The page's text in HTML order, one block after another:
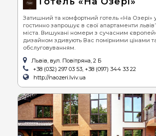
Затишний та комфортний готель «На Озері»
гостинно запрошує в свої апартаменти
міста. Вишукані номери з сучасним
дизайном здивують Вас помірними цінами
обслуговуванням.
Львів, вул. Повітряна, 2 Б
+38 (032) 297 03 53, +38 (097) 344 33 22
http://naozeri.lviv.ua